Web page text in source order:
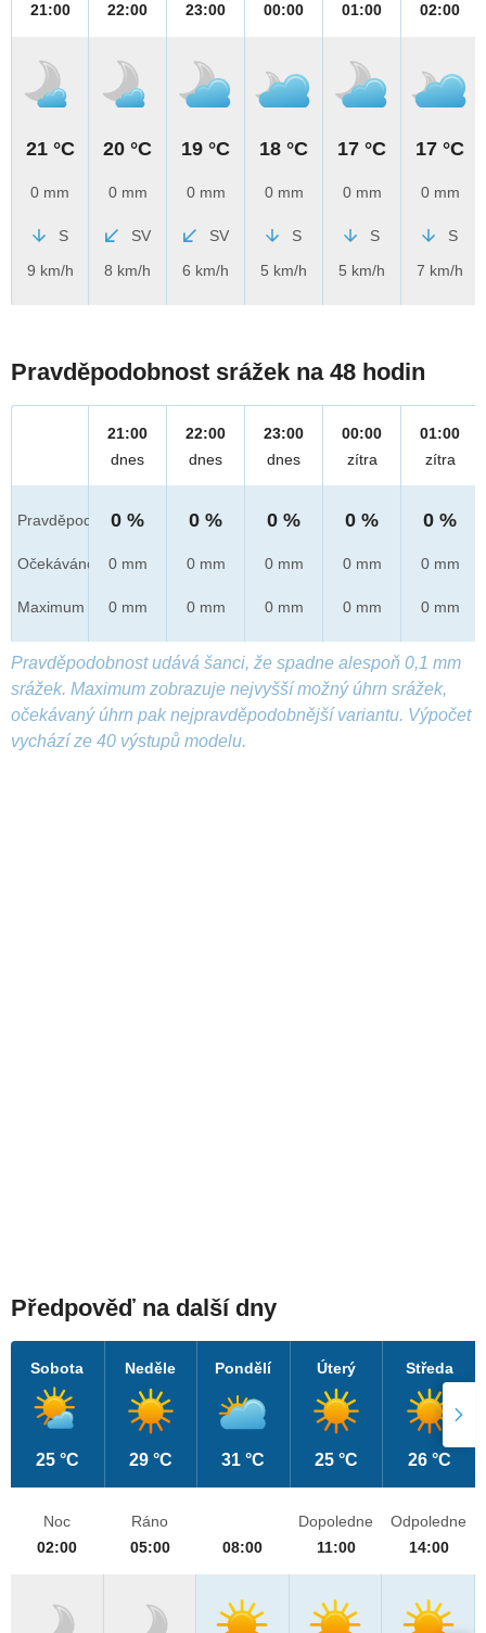
21:00
21 °C
0 mm
S
9 km/h
22:00
20 °C
0 mm
SV
8 km/h
23:00
19 °C
0 mm
SV
6 km/h
00:00
18 °C
0 mm
S
5 km/h
01:00
17 °C
0 mm
S
5 km/h
02:00
17 °C
0 mm
S
7 km/h
Pravděpodobnost srážek na 48 hodin
Pravděpod.
Očekáváno
Maximum
21:00
dnes
0 %
0 mm
0 mm
22:00
dnes
0 %
0 mm
0 mm
23:00
dnes
0 %
0 mm
0 mm
00:00
zítra
0 %
0 mm
0 mm
01:00
zítra
0 %
0 mm
0 mm
Pravděpodobnost udává šanci, že spadne alespoň 0,1 mm
srážek. Maximum zobrazuje nejvyšší možný úhrn srážek,
očekávaný úhrn pak nejpravděpodobnější variantu. Výpočet
vychází ze 40 výstupů modelu.
Předpověď na další dny
Sobota
25 °C
Neděle
29 °C
Pondělí
31 °C
Úterý
25 °C
Středa
26 °C
Noc
02:00
Ráno
05:00
08:00
Dopoledne
11:00
Odpoledne
14:00